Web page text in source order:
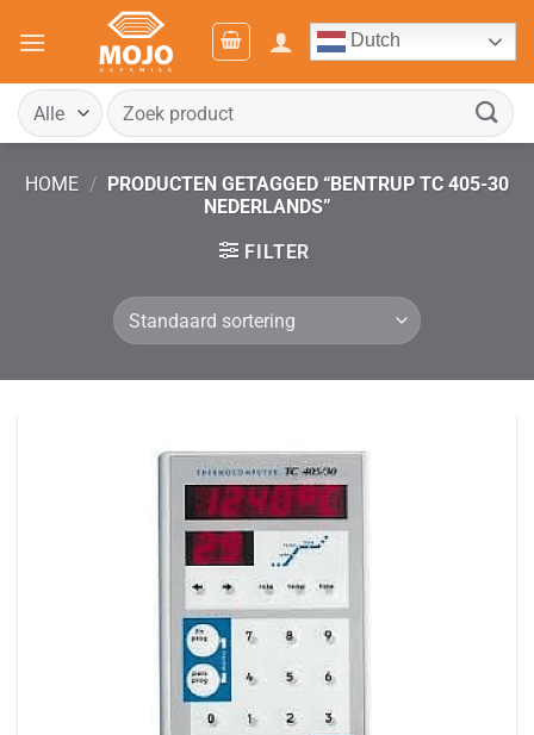
naar
Dutch
Zoeken
naar:
HOME / PRODUCTEN GETAGGED “BENTRUP TC 405-30
NEDERLANDS”
FILTER